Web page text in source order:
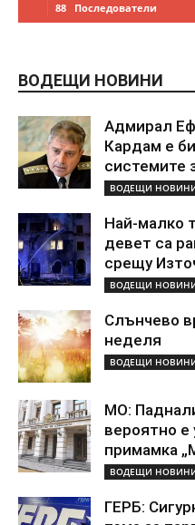
88 Последователи
ВОДЕЩИ НОВИНИ
Адмирал
Кардам е
системите
ВОДЕЩИ
Най-малко
девет са
срещу
ВОДЕЩИ
Слънчево
неделя
ВОДЕЩИ
МО:
вероятно е
примамка
ВОДЕЩИ
ГЕРБ: